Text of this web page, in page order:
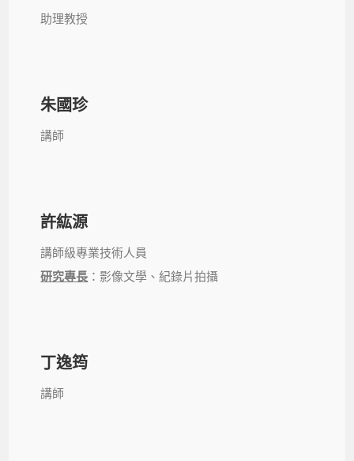
助理教授
朱國珍
講師
許紘源
講師級專業技術人員
研究專長 ：影像文學、紀錄片拍攝
丁逸筠
講師